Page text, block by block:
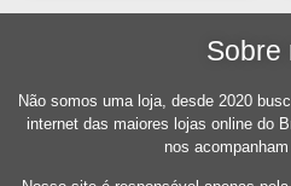
Sobre
Não somos uma loja, desde 2020
internet das maiores lojas online do
nos